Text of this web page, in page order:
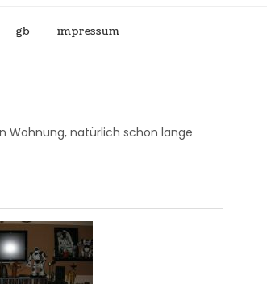
gb impressum
Wohnung, natürlich schon lange